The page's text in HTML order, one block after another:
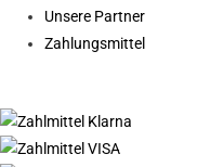
Unsere Partner
Zahlungsmittel